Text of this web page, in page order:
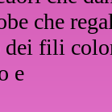
che
fili
e